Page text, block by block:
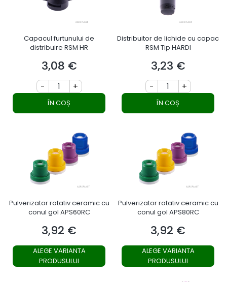
Capacul furtunului de
distribuire RSM HR
Preț
3,08 €
- +
ÎN COȘ
Distribuitor de lichide cu capac
RSM Tip HARDI
Preț
3,23 €
- +
ÎN COȘ
Pulverizator rotativ ceramic cu
conul gol APS60RC
Preț
3,92 €
ALEGE VARIANTA
PRODUSULUI
Pulverizator rotativ ceramic cu
conul gol APS80RC
Preț
3,92 €
ALEGE VARIANTA
PRODUSULUI